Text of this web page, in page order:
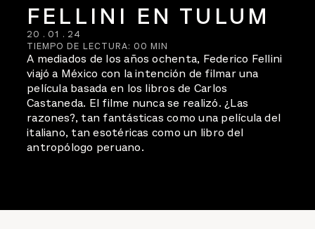
FELLINI EN TULUM
20 . 01 . 24
TIEMPO DE LECTURA: 00 MIN
A mediados de los años ochenta, Federico Fellini
viajó a México con la intención de filmar una
película basada en los libros de Carlos
Castaneda. El filme nunca se realizó. ¿Las
razones?, tan fantásticas como una película del
italiano, tan esotéricas como un libro del
antropólogo peruano.